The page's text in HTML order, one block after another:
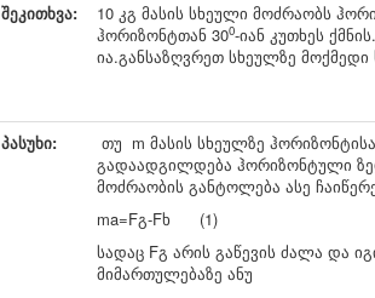
შეკითხვა:
10 კგ მასის სხეული მოძრაობს
ჰორიზონტთან 300-იან კუთხეს
ია.განსაზღვრეთ სხეულზე
პასუხი: თუ m მასის სხეულზე
გადაადგილდება ჰორიზონტული
მოძრაობის განტოლება ასე
ma=Fგ-Fხ (1)
სადაც Fგ არის გაწევის ძალა და
მიმართულებაზე ანუ